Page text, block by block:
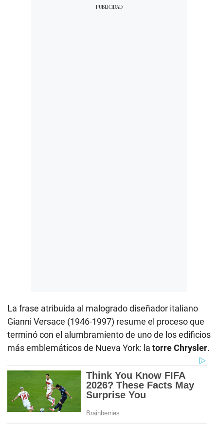
La frase atribuida al malogrado diseñador italiano
Gianni Versace (1946-1997) resume el proceso que
terminó con el alumbramiento de uno de los edificios
más emblemáticos de Nueva York: la torre Chrysler.